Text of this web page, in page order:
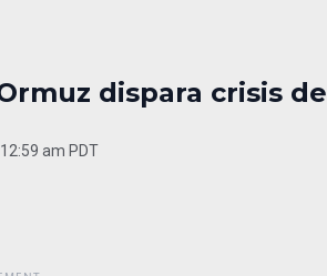
dispara crisis de
am PDT